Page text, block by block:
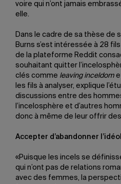
voire qui n’ont jamais
elle.
Dans le cadre de sa thèse de
Burns s’est intéressée à 28
de la plateforme Reddit
souhaitant quitter
clés comme leaving inceldom
les fils à analyser, explique
discussions entre des
l’incelosphère et d’autres
donc à même de leur offrir
Accepter d’abandonner
«Puisque les incels se
qui n’ont pas de relations
avec des femmes, la